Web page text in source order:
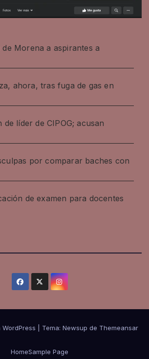
de Morena a aspirantes a
ahora, tras fuga de gas en
de líder de CIPOG; acusan
por comparar baches con
de examen para docentes
Tema: Newsup de Themeansar
HomeSample Page